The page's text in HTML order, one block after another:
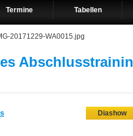
Termine Tabellen
20171229-WA0015.jpg
Diashow